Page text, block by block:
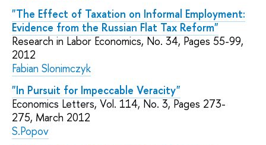
"The Effect of Taxation on Informal Employment:
Evidence from the Russian Flat Tax Reform"
Research in Labor Economics, No. 34, Pages 55-99,
2012
Fabian Slonimczyk
"In Pursuit for Impeccable Veracity"
Economics Letters, Vol. 114, No. 3, Pages 273-
275, March 2012
S.Popov